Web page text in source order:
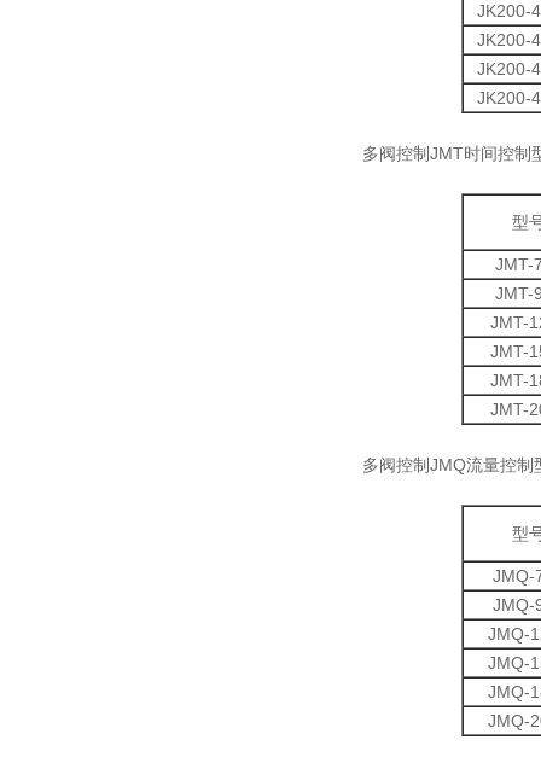
JK200-
JK200-
JK200-
JK200-
多阀控制JMT时间控制
型
JMT-
JMT-
JMT-
JMT-
JMT-
JMT-
多阀控制JMQ流量控制
型
JMQ-
JMQ-
JMQ-
JMQ-
JMQ-
JMQ-